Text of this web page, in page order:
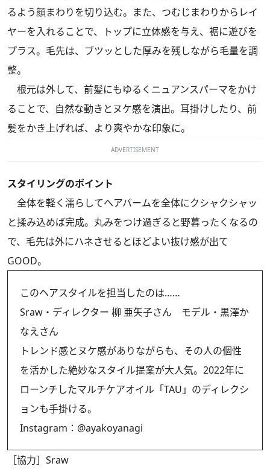
るよう顔まわりを切り込む。また、つむじまわりからレイ
ヤーを入れることで、トップに立体感を与え、裾に遊びを
プラス。毛先は、ブツッとした厚みを残しながら毛量を調
整。
根元は外して、前髪にもゆるくニュアンスパーマをかけ
ることで、自然な動きとヌケ感を演出。耳掛けしたり、前
髪をかき上げれば、より爽やかな印象に。
ADVERTISEMENT
スタイリングのポイント
全体を軽く濡らしてヘアバームを全体にクシャクシャッ
と揉み込めば完成。丸みをつけ過ぎると野暮ったくなるの
で、毛先は外にハネさせるとほどよい抜け感が出て
GOOD。
このヘアスタイルを担当したのは……
Sraw・ディレクター 柳 亜矢子さん モデル・黒澤か
なえさん
トレンド感とヌケ感がありながらも、その人の個性
を活かした絶妙なスタイル提案が大人気。2022年に
ローンチしたマルチケアオイル「TAU」のディレクシ
ョンも手掛ける。
Instagram： @ayakoyanagi
［協力］Sraw